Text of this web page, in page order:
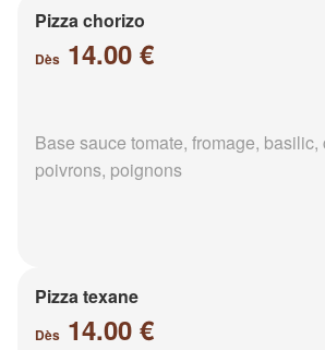
Pizza chorizo
Dès 14.00 €
Base sauce tomate, fromage, basilic,
poivrons, poignons
Pizza texane
Dès 14.00 €